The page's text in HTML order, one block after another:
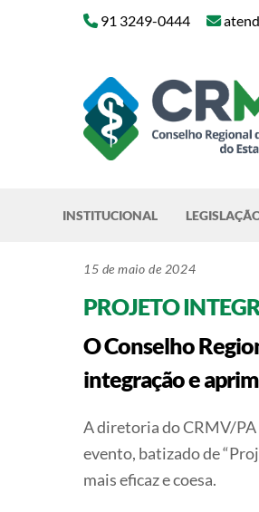
91 3249-0444
INSTITUCIONAL
15 de maio de 2024
PROJETO
O Conselho
integração e
A diretoria do CRMV/PA
evento, batizado de
mais eficaz e coesa.